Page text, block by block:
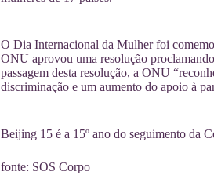
O Dia Internacional da Mulher foi
ONU aprovou uma resolução
passagem desta resolução, a ONU
discriminação e um aumento do apoio à
Beijing 15 é a 15º ano do seguimento da
fonte: SOS Corpo